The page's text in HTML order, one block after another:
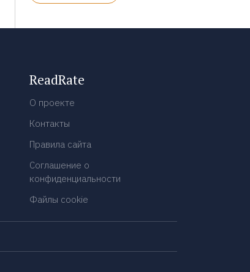
ReadRate
О проекте
Контакты
Правила сайта
Соглашение о
конфиденциальности
Файлы cookie